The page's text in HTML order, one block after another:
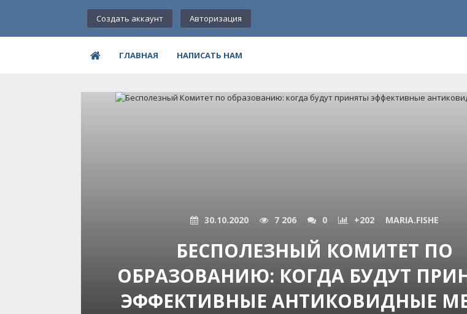
Создать аккаунт Авторизация
ГЛАВНАЯ НАПИСАТЬ НАМ
30.10.2020 7 206 0 +202 MARIA.FISHE
БЕСПОЛЕЗНЫЙ КОМИТЕТ ПО
ОБРАЗОВАНИЮ: КОГДА БУДУТ
ЭФФЕКТИВНЫЕ АНТИКОВИДНЫЕ